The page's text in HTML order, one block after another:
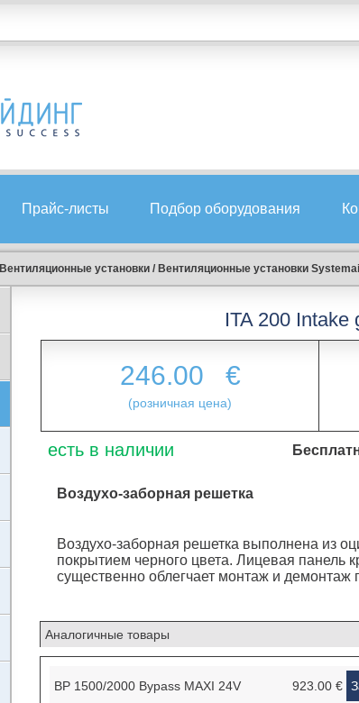
Прайс-листы Подбор оборудования
Вентиляционные установки / Вентиляционные установки
ITA 200 Intake
246.00 €
(розничная цена)
есть в наличии
Воздухо-заборная решетка
Воздухо-заборная решетка выполнена из
покрытием черного цвета. Лицевая панель
существенно облегчает монтаж и демонтаж
Аналогичные товары
BP 1500/2000 Bypass MAXI 24V 923.00 €